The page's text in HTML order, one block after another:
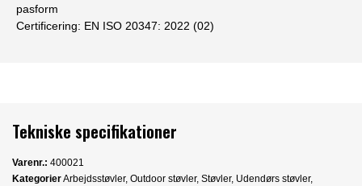
pasform
Certificering: EN ISO 20347: 2022 (02)
Tekniske specifikationer
Varenr.: 400021
KategorierArbejdsstøvler, Outdoor støvler, Støvler, Udendørs støvler,